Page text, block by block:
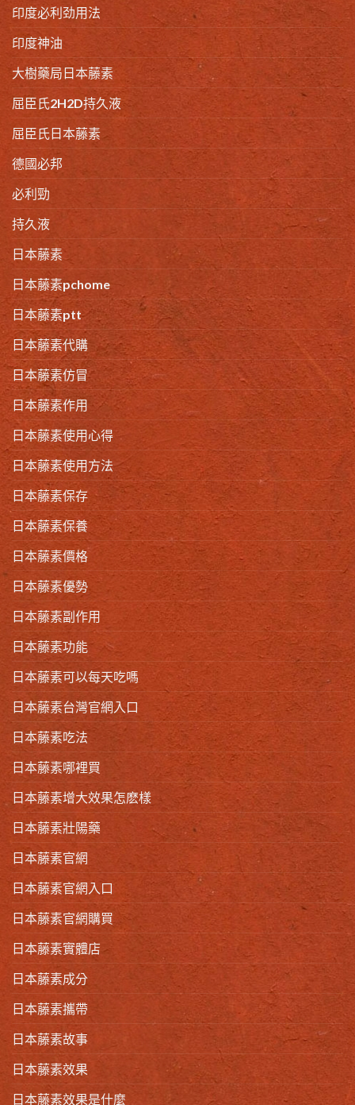
印度必利劲用法
印度神油
大樹藥局日本藤素
屈臣氏2H2D持久液
屈臣氏日本藤素
德國必邦
必利勁
持久液
日本藤素
日本藤素pchome
日本藤素ptt
日本藤素代購
日本藤素仿冒
日本藤素作用
日本藤素使用心得
日本藤素使用方法
日本藤素保存
日本藤素保養
日本藤素價格
日本藤素優勢
日本藤素副作用
日本藤素功能
日本藤素可以每天吃嗎
日本藤素台灣官網入口
日本藤素吃法
日本藤素哪裡買
日本藤素增大效果怎麽樣
日本藤素壯陽藥
日本藤素官網
日本藤素官網入口
日本藤素官網購買
日本藤素實體店
日本藤素成分
日本藤素攜帶
日本藤素故事
日本藤素效果
日本藤素效果是什麼